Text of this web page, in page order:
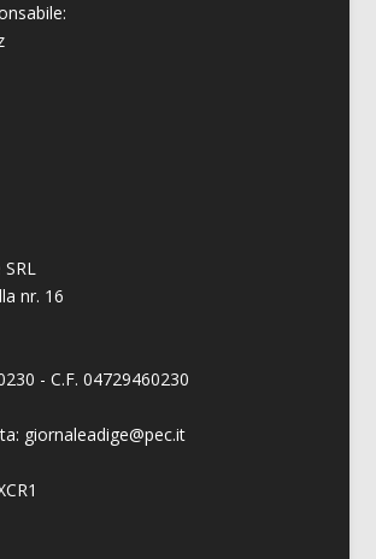
nr. 16
- C.F. 04729460230
giornaleadige@pec.it